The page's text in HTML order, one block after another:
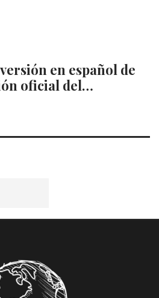
en español de
oficial del…